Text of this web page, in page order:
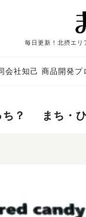
毎日更新！北摂エリ
会社知己 商品開
？ まち・